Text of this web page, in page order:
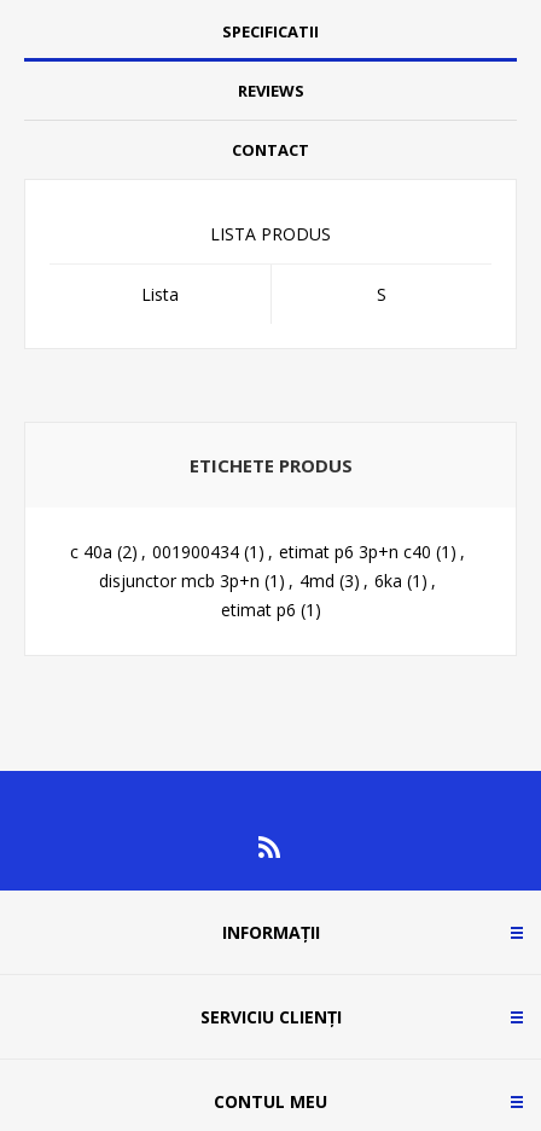
SPECIFICATII
REVIEWS
CONTACT
LISTA PRODUS
Lista S
ETICHETE PRODUS
c 40a (2) , 001900434 (1) , etimat p6 3p+n c40 (1) ,
disjunctor mcb 3p+n (1) , 4md (3) , 6ka (1) ,
etimat p6 (1)
INFORMAȚII
SERVICIU CLIENȚI
CONTUL MEU